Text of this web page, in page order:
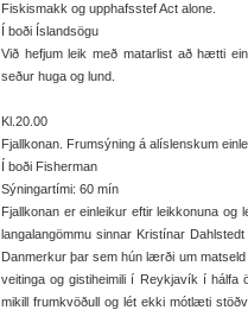
Fiskismakk og upphafsstef Act alone.
Í boði Íslandsögu
Við hefjum leik með matarlist að hætti
seður huga og lund.
Kl.20.00
Fjallkonan. Frumsýning á alíslenskum
Í boði Fisherman
Sýningartími: 60 mín
Fjallkonan er einleikur eftir leikkonuna
langalangömmu sinnar Kristínar
Danmerkur þar sem hún lærði um
veitinga og gistiheimili í Reykjavík í hálfa
mikill frumkvöðull og lét ekki mótlæti